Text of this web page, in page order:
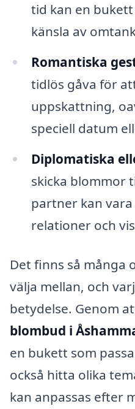
tid kan en
känsla av
Romantiska
tidlös gåva för
uppskattning,
speciell datum
Diplomatiska
skicka blommor
partner kan
relationer och
Det finns så många
välja mellan, och
betydelse. Genom
blombud i
en bukett som
också hitta olika
kan anpassas efter